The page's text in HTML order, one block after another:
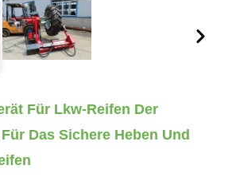
Für Lkw-Reifen Der
Das Sichere Heben Und